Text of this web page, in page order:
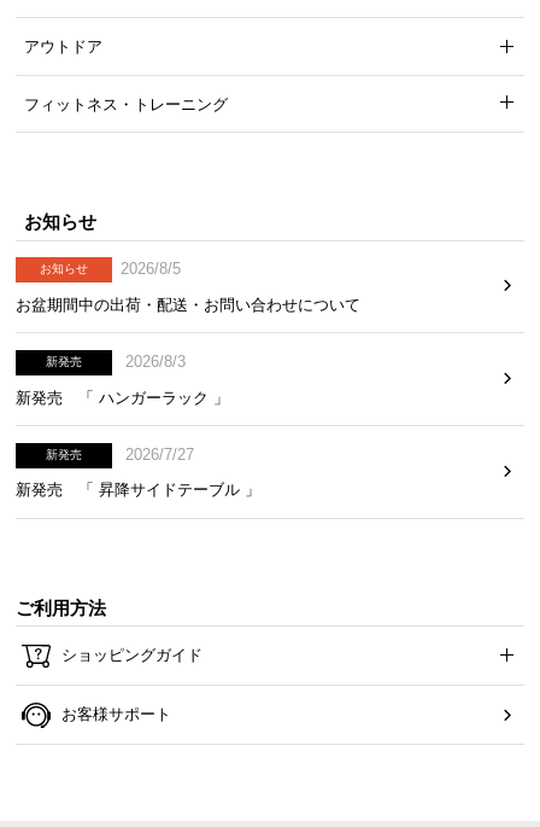
アウトドア
フィットネス・トレーニング
お知らせ
お知らせ
2026/8/5
お盆期間中の出荷・配送・お問い合わせについて
新発売
2026/8/3
新発売 「 ハンガーラック 」
新発売
2026/7/27
新発売 「 昇降サイドテーブル 」
ご利用方法
ショッピングガイド
お客様サポート